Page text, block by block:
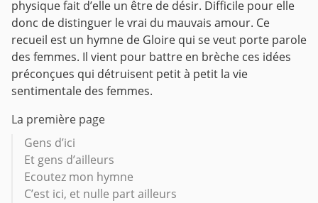
physique fait d’elle un être de désir. Difficile pour elle
donc de distinguer le vrai du mauvais amour. Ce
recueil est un hymne de Gloire qui se veut porte parole
des femmes. Il vient pour battre en brèche ces idées
préconçues qui détruisent petit à petit la vie
sentimentale des femmes.
La première page
Gens d’ici
Et gens d’ailleurs
Ecoutez mon hymne
C’est ici, et nulle part ailleurs